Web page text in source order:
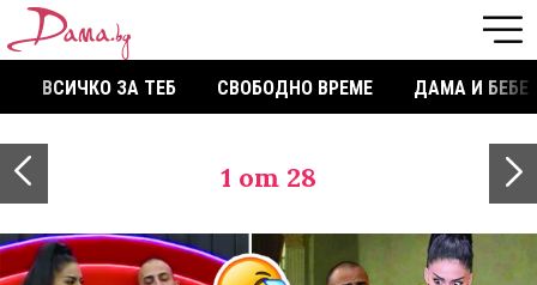
ВСИЧКО ЗА ТЕБ СВОБОДНО ВРЕМЕ ДАМА И БЕБЕ
1 от 28